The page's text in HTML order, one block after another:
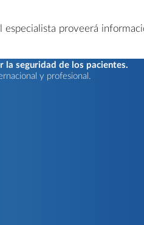
proveerá
la seguridad de los pacientes.
y profesional.